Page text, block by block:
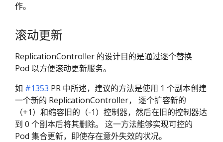
作。
滚动更新
ReplicationController 的设计目的是通过逐个替换
Pod 以方便滚动更新服务。
如 #1353 PR 中所述，建议的方法是使用 1 个副本创建
一个新的 ReplicationController， 逐个扩容新的
（+1）和缩容旧的（-1）控制器，然后在旧的控制器达
到 0 个副本后将其删除。 这一方法能够实现可控的
Pod 集合更新，即使存在意外失效的状况。